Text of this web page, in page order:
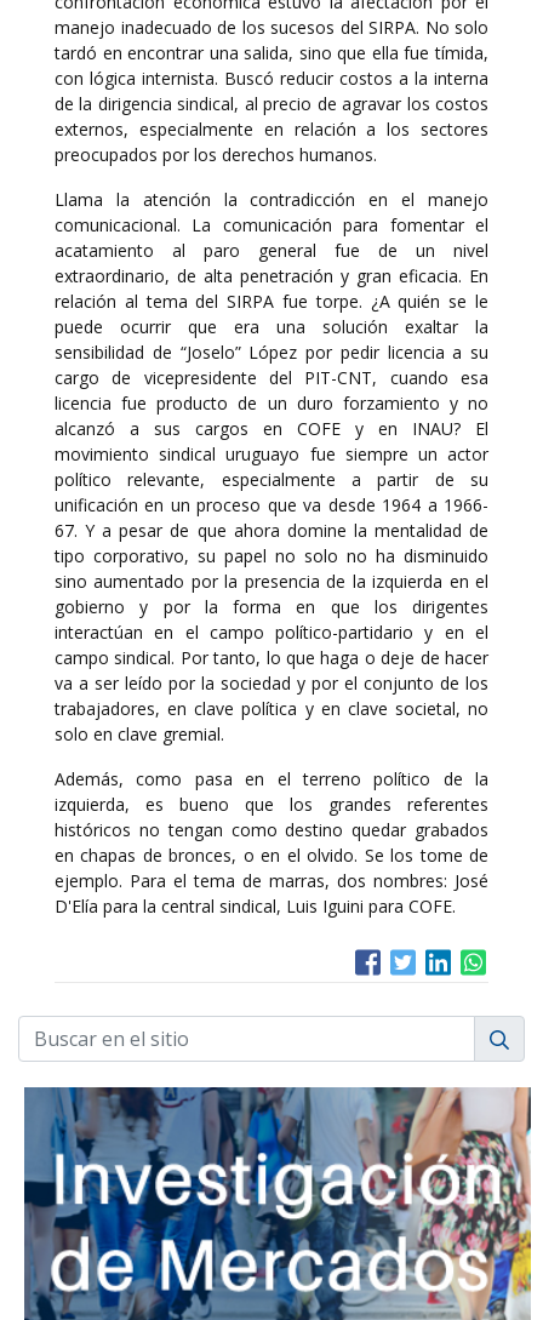
manejo inadecuado de los sucesos del SIRPA. No solo
tardó en encontrar una salida, sino que ella fue tímida,
con lógica internista. Buscó reducir costos a la interna
de la dirigencia sindical, al precio de agravar los costos
externos, especialmente en relación a los sectores
preocupados por los derechos humanos.
Llama la atención la contradicción en el manejo
comunicacional. La comunicación para fomentar el
acatamiento al paro general fue de un nivel
extraordinario, de alta penetración y gran eficacia. En
relación al tema del SIRPA fue torpe. ¿A quién se le
puede ocurrir que era una solución exaltar la
sensibilidad de “Joselo” López por pedir licencia a su
cargo de vicepresidente del PIT-CNT, cuando esa
licencia fue producto de un duro forzamiento y no
alcanzó a sus cargos en COFE y en INAU? El
movimiento sindical uruguayo fue siempre un actor
político relevante, especialmente a partir de su
unificación en un proceso que va desde 1964 a 1966-
67. Y a pesar de que ahora domine la mentalidad de
tipo corporativo, su papel no solo no ha disminuido
sino aumentado por la presencia de la izquierda en el
gobierno y por la forma en que los dirigentes
interactúan en el campo político-partidario y en el
campo sindical. Por tanto, lo que haga o deje de hacer
va a ser leído por la sociedad y por el conjunto de los
trabajadores, en clave política y en clave societal, no
solo en clave gremial.
Además, como pasa en el terreno político de la
izquierda, es bueno que los grandes referentes
históricos no tengan como destino quedar grabados
en chapas de bronces, o en el olvido. Se los tome de
ejemplo. Para el tema de marras, dos nombres: José
D'Elía para la central sindical, Luis Iguini para COFE.